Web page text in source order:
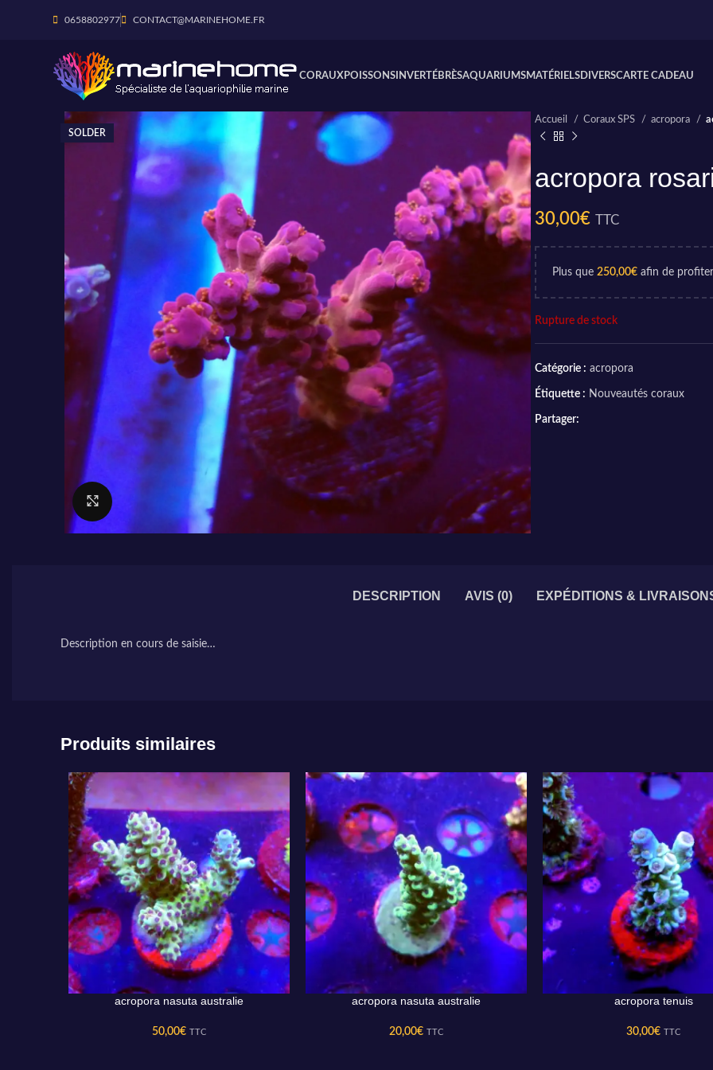
0658802977 CONTACT@MARINEHOME.FR
CORAUX POISSONS INVERTÉBRÈSAQUARIUMSMATÉRIELS DIVERSCARTE CADEAU
SOLDER
Accueil Coraux SPS acropora
acropora
30,00€ TTC
Plus que 250,00€ afin de
Rupture de stock
Catégorie : acropora
Étiquette : Nouveautés coraux
Partager:
DESCRIPTION AVIS (0) EXPÉDITIONS &
Description en cours de saisie…
Produits similaires
AJOUTER AU PANIER
acropora nasuta australie
50,00€ TTC
AJOUTER AU PANIER
acropora nasuta australie
20,00€ TTC
AJOUTER AU PANIERacropora tenuis
30,00€ TTC